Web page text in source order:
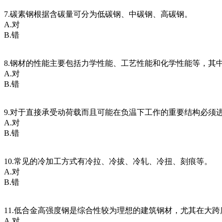
7.碳素钢根据含碳量可分为低碳钢、中碳钢、高碳钢。
A.对
B.错
8.钢材的性能主要包括力学性能、工艺性能和化学性能等，其
A.对
B.错
9.对于直接承受动荷载而且可能在负温下工作的重要结构必须
A.对
B.错
10.常见的冷加工方式有冷拉、冷拔、冷轧、冷扭、刻痕等。
A.对
B.错
11.低合金高强度钢是综合性较为理想的建筑钢材，尤其在大